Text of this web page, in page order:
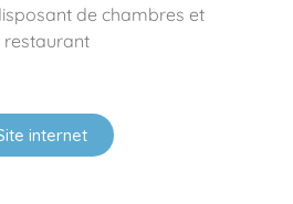
de chambres et
restaurant
internet